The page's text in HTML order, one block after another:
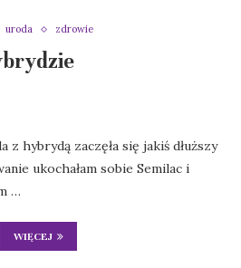
uroda zdrowie
z hybrydą zaczęła się jakiś dłuższy
ukochałam sobie Semilac i
…
WIĘCEJ